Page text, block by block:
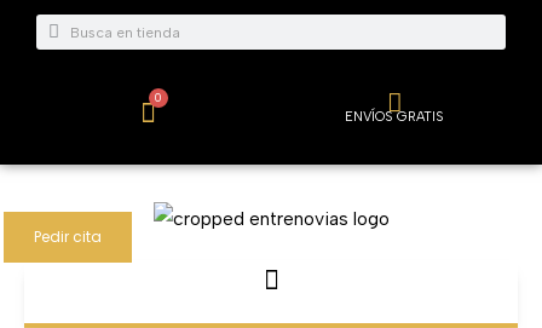
Buscar
Buscar
0
Carrito ENVÍOS GRATIS
Pedir cita